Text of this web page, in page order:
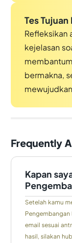
Tes
Refleksikan
kejelasan
bermakna,
Frequently
Kapan
Setelah kamu
Pengembangan
email sesuai
hasil, silakan